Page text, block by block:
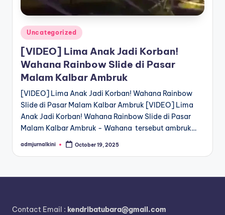
n
Posted
in
Uncategorized
[VIDEO] Lima Anak Jadi Korban!
Wahana Rainbow Slide di Pasar
Malam Kalbar Ambruk
[VIDEO] Lima Anak Jadi Korban! Wahana Rainbow
Slide di Pasar Malam Kalbar Ambruk [VIDEO] Lima
Anak Jadi Korban! Wahana Rainbow Slide di Pasar
Malam Kalbar Ambruk - Wahana tersebut ambruk…
Posted
admjurnalkini October 19, 2025
Contact Email : kendribatubara@gmail.com